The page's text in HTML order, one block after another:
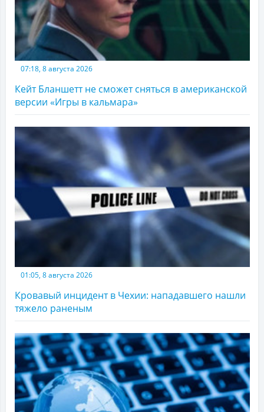
07:18, 8 августа 2026
Кейт Бланшетт не сможет сняться в американской
версии «Игры в кальмара»
01:05, 8 августа 2026
Кровавый инцидент в Чехии: нападавшего нашли
тяжело раненым